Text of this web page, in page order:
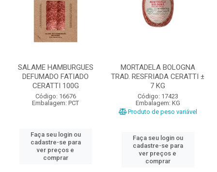
SALAME HAMBURGUES
DEFUMADO FATIADO
CERATTI 100G
Código: 16676
Embalagem: PCT
Faça seu login ou
cadastre-se para
ver preços e
comprar
MORTADELA BOLOGNA
TRAD. RESFRIADA CERATTI ±
7 KG
Código: 17423
Embalagem: KG
Produto de peso variável
Faça seu login ou
cadastre-se para
ver preços e
comprar